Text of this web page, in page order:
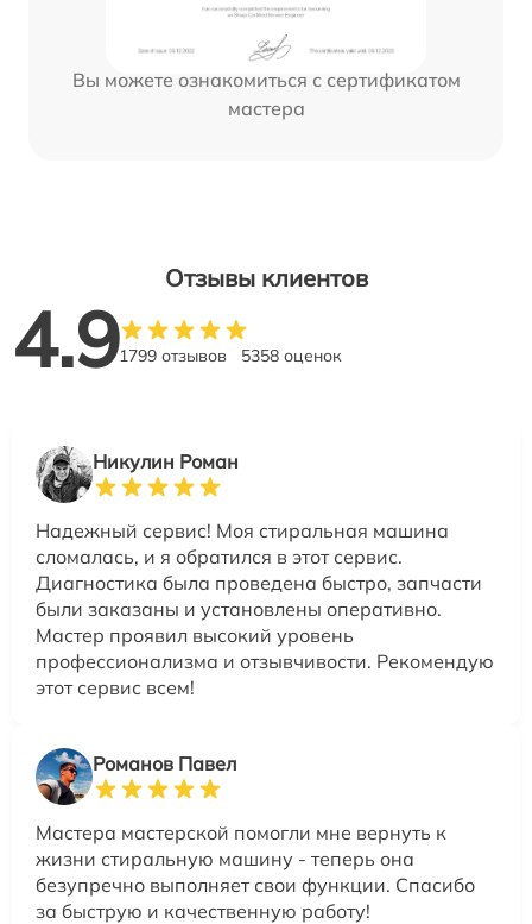
Вы можете ознакомиться с сертификатом
мастера
Отзывы клиентов
4.91799 отзывов 5358 оценок
Никулин Роман
Надежный сервис! Моя стиральная машина
сломалась, и я обратился в этот сервис.
Диагностика была проведена быстро, запчасти
были заказаны и установлены оперативно.
Мастер проявил высокий уровень
профессионализма и отзывчивости. Рекомендую
этот сервис всем!
Романов Павел
Мастера мастерской помогли мне вернуть к
жизни стиральную машину - теперь она
безупречно выполняет свои функции. Спасибо
за быструю и качественную работу!